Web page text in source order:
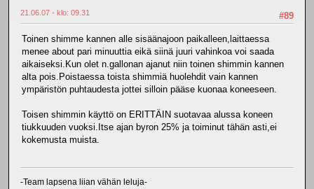
#89
21.06.07 - klo: 09.31
Toinen shimme kannen alle sisäänajoon paikalleen,laittaessa
menee about pari minuuttia eikä siinä juuri vahinkoa voi saada
aikaiseksi.Kun olet n.gallonan ajanut niin toinen shimmin kannen
alta pois.Poistaessa toista shimmiä huolehdit vain kannen
ympäristön puhtaudesta jottei silloin pääse kuonaa koneeseen.
Toisen shimmin käyttö on ERITTÄIN suotavaa alussa koneen
tiukkuuden vuoksi.Itse ajan byron 25% ja toiminut tähän asti,ei
kokemusta muista.
-Team lapsena liian vähän leluja-